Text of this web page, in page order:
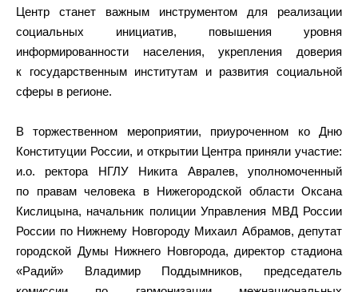
Центр станет важным инструментом для реализации
социальных инициатив, повышения уровня
информированности населения, укрепления доверия
к государственным институтам и развития социальной
сферы в регионе.
В торжественном мероприятии, приуроченном ко Дню
Конституции России, и открытии Центра приняли участие:
и.о. ректора НГЛУ Никита Авралев, уполномоченный
по правам человека в Нижегородской области Оксана
Кислицына, начальник полиции Управления МВД России
России по Нижнему Новгороду Михаил Абрамов, депутат
городской Думы Нижнего Новгорода, директор стадиона
«Радий» Владимир Поддымников, председатель